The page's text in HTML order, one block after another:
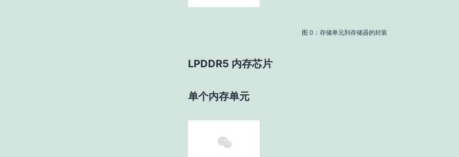
图 0：存储单元到存储器的封装
LPDDR5 内存芯片
单个内存单元